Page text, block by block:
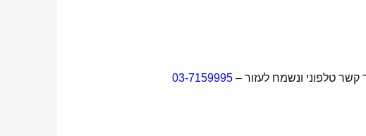
קשר טלפוני ונשמח לעזור – 03-7159995